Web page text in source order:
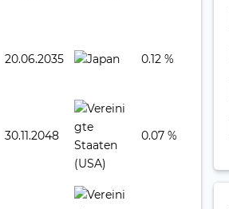
20.06.2035 0.12 %
30.11.2048 0.07 %